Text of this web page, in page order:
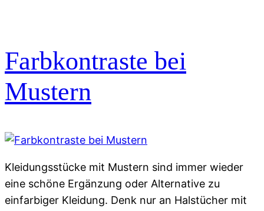
Farbkontraste bei
Mustern
Kleidungsstücke mit Mustern sind immer wieder
eine schöne Ergänzung oder Alternative zu
einfarbiger Kleidung. Denk nur an Halstücher mit